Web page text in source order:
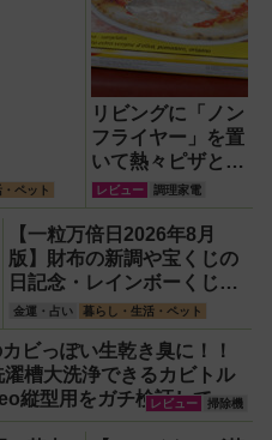
ペット
リビングに「ノン
フライヤー」を置
いて熱々ピザとフ
ィッシュ＆チップ
ス三昧！
レビュー 調理家電
【一粒万倍日2026年8月
版】財布の新調や宝くじの
日記念・レインボーくじ・
新涼の100円くじ購入に最
適な開運日は？
金運・占い 暮らし・生活・ペット
ビっぽい生乾き臭に！！
槽大洗浄できるカビトル
縦型用をガチ検証して分
効果
レビュー 掃除機